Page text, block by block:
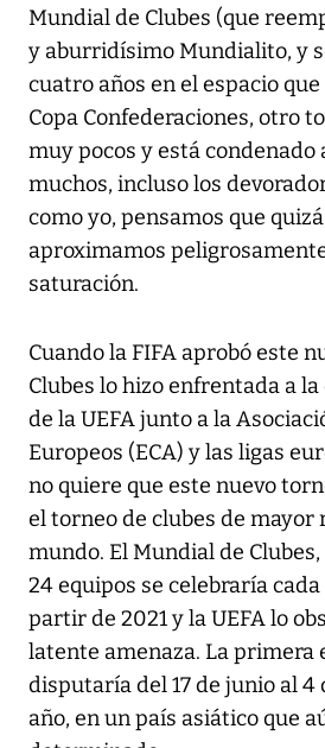
Mundial de Clubes (que
y aburridísimo Mundialito, y
cuatro años en el espacio
Copa Confederaciones, otro
muy pocos y está condenado
muchos, incluso los
como yo, pensamos que
aproximamos
saturación.
Cuando la FIFA aprobó este
Clubes lo hizo enfrentada a
de la UEFA junto a la
Europeos (ECA) y las ligas
no quiere que este nuevo
el torneo de clubes de mayor
mundo. El Mundial de
24 equipos se celebraría
partir de 2021 y la UEFA lo
latente amenaza. La primera
disputaría del 17 de junio al
año, en un país asiático que